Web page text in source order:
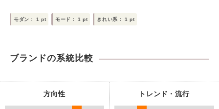
モダン： 1pt モード：1pt きれい系： 1pt
ブランドの系統比較
方向性 トレンド・流行